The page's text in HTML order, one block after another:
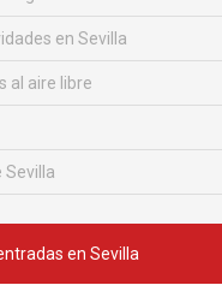
en Sevilla
al aire libre
Sevilla
en Sevilla